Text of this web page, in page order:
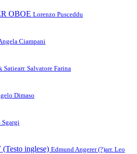
OBOE Lorenzo Pusceddu
Ciampani
Satiearr. Salvatore Farina
Dimaso
Sgargi
inglese) Edmund Angerer (?)arr. Leo